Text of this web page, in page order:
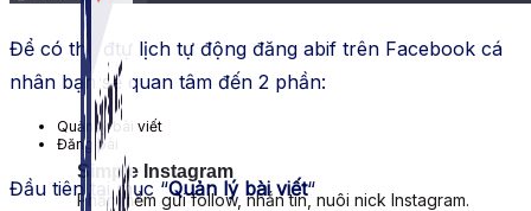
Simple Instagram
Phần mềm gửi follow, nhắn tin, nuôi nick Instagram.
Để có thể đtự lịch tự động đăng abif trên Facebook cá
nhân bạn sẽ quan tâm đến 2 phần:
Quản lý bài viết
Đăng bài
Đầu tiên tại mục “Quản lý bài viết“